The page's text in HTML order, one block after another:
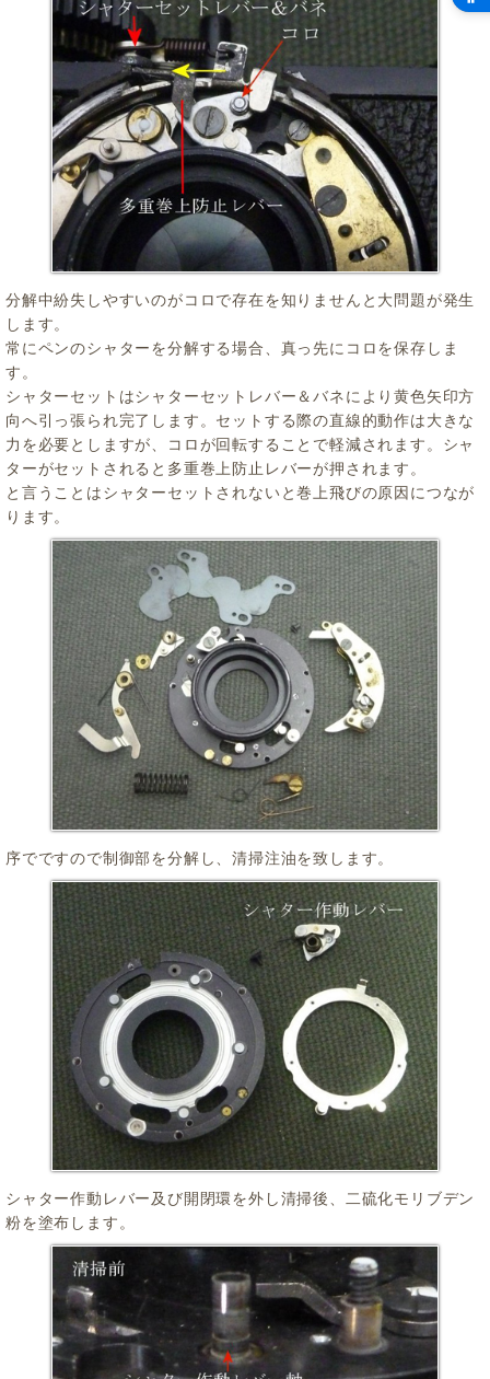
分解中紛失しやすいのがコロで存在を知りませんと大問題が発生
します。
常にペンのシャターを分解する場合、真っ先にコロを保存しま
す。
シャターセットはシャターセットレバー＆バネにより黄色矢印方
向へ引っ張られ完了します。セットする際の直線的動作は大きな
力を必要としますが、コロが回転することで軽減されます。シャ
ターがセットされると多重巻上防止レバーが押されます。
と言うことはシャターセットされないと巻上飛びの原因につなが
ります。
序でですので制御部を分解し、清掃注油を致します。
シャター作動レバー及び開閉環を外し清掃後、二硫化モリブデン
粉を塗布します。